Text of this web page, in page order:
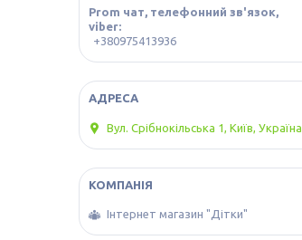
Prom чат, телефонний зв'язок,
viber
+380975413936
Вул. Срібнокільська 1, Київ, Україна
Інтернет магазин "Дітки"